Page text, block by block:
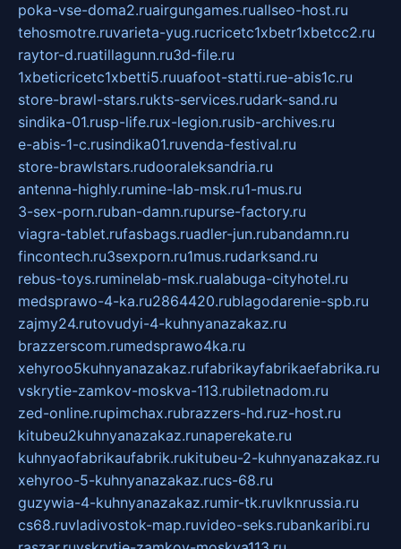
poka-vse-doma2.ruairgungames.ruallseo-host.ru
tehosmotre.ruvarieta-yug.rucricetc1xbetr1xbetcc2.ru
raytor-d.ruatillagunn.ru3d-file.ru
1xbeticricetc1xbetti5.ruuafoot-statti.rue-abis1c.ru
store-brawl-stars.rukts-services.rudark-sand.ru
sindika-01.rusp-life.rux-legion.rusib-archives.ru
e-abis-1-c.rusindika01.ruvenda-festival.ru
store-brawlstars.rudooraleksandria.ru
antenna-highly.rumine-lab-msk.ru1-mus.ru
3-sex-porn.ruban-damn.rupurse-factory.ru
viagra-tablet.rufasbags.ruadler-jun.rubandamn.ru
fincontech.ru3sexporn.ru1mus.rudarksand.ru
rebus-toys.ruminelab-msk.rualabuga-cityhotel.ru
medsprawo-4-ka.ru2864420.rublagodarenie-spb.ru
zajmy24.rutovudyi-4-kuhnyanazakaz.ru
brazzerscom.rumedsprawo4ka.ru
xehyroo5kuhnyanazakaz.rufabrikayfabrikaefabrika.ru
vskrytie-zamkov-moskva-113.rubiletnadom.ru
zed-online.rupimchax.rubrazzers-hd.ruz-host.ru
kitubeu2kuhnyanazakaz.runaperekate.ru
kuhnyaofabrikaufabrik.rukitubeu-2-kuhnyanazakaz.ru
xehyroo-5-kuhnyanazakaz.rucs-68.ru
guzywia-4-kuhnyanazakaz.rumir-tk.ruvlknrussia.ru
cs68.ruvladivostok-map.ruvideo-seks.rubankaribi.ru